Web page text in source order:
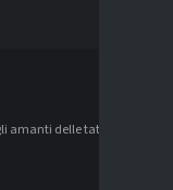
amanti delle tattiche